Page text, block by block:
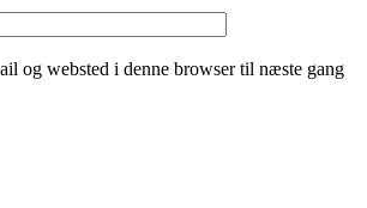
og websted i denne browser til næste gang